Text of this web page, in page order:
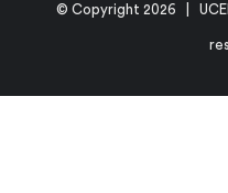
© Copyright 2026 |